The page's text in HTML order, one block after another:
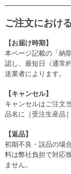
ご注文におけ
【お届け時期】
本ページ記載の「納
認し、最短日（通常
送業者によります。
【キャンセル】
キャンセルはご注文
品名に［受注生産品
【返品】
初期不良・誤品の場
料は弊社負担で対応
ません。